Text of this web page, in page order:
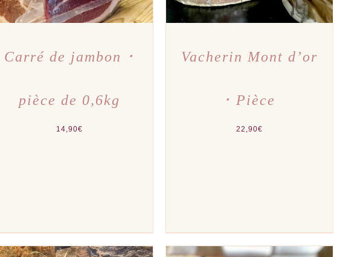
Carré de jambon ･
pièce de 0,6kg
14,90€
Vacherin Mont d’or
･ Pièce
22,90€